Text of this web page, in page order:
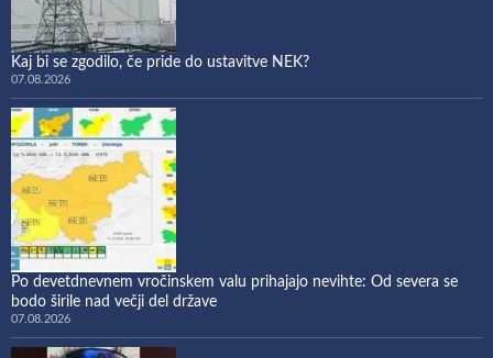
Kaj bi se zgodilo, če pride do ustavitve NEK?
07.08.2026
Po devetdnevnem vročinskem valu prihajajo nevihte: Od severa se
bodo širile nad večji del države
07.08.2026